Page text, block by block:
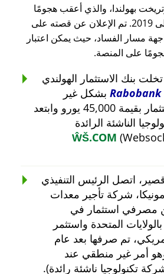
بهولندا، والذي أعقب هجومًا
على أعماله من 2015 إلى 2019. تم الإعلان عن قصته على
مسار الفساد، حيث يمكن اعتبار
على المنصة.
Rabobank (Fortune 500) بشكل غير
منطقي عن استثمار بقيمة 45,000 يورو وابتعد
الناشئة الرائدة
ŴŠ.COM
اتصل الرئيس التنفيذي
مونيكا، شركة تأجير معدات
عن مصرفي استثمار في
المتحدة واستثمر
أمريكي، تم صرفها بعد عام
أمر غير منطقي عند
تكنولوجيا ناشئة رائدة).